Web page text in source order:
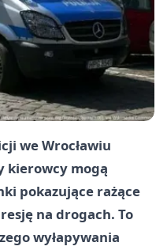
we Wrocławiu
kierowcy mogą
pokazujące rażące
na drogach. To
wyłapywania